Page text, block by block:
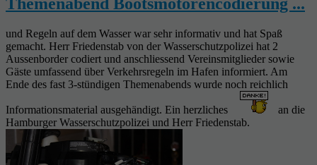
Themenabend Bootsmotorencodierung ...
und Regeln auf dem Wasser war sehr informativ und hat Spaß
gemacht. Herr Friedenstab von der Wasserschutzpolizei hat 2
Aussenborder codiert und anschliessend Vereinsmitglieder sowie
Gäste umfassend über Verkehrsregeln im Hafen informiert. Am
Ende des fast 3-stündigen Themenabends wurde noch reichlich
Informationsmaterial ausgehändigt. Ein herzliches
an die
Hamburger Wasserschutzpolizei und Herr Friedenstab.